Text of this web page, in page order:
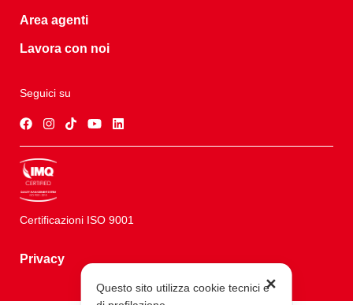
Area agenti
Lavora con noi
Seguici su
Certificazioni ISO 9001
Privacy
✕
Questo sito utilizza cookie tecnici e